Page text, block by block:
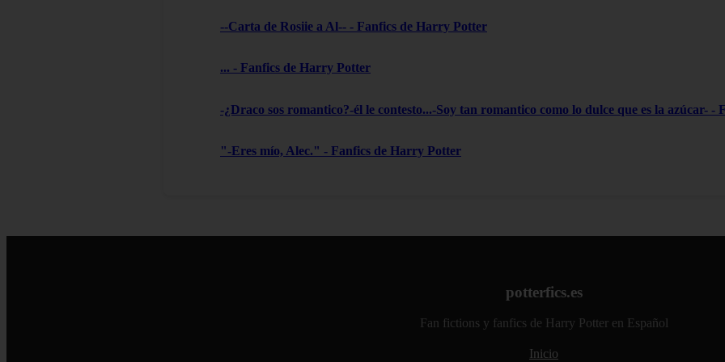
--Carta de Rosiie a Al-- - Fanfics de Harry Potter
... - Fanfics de Harry Potter
-¿Draco sos romantico?-él le contesto...-Soy tan romantico como lo dulce que es la azúcar-
"-Eres mío, Alec." - Fanfics de Harry Potter
potterfics.es
Fan fictions y fanfics de Harry Potter en Español
Inicio